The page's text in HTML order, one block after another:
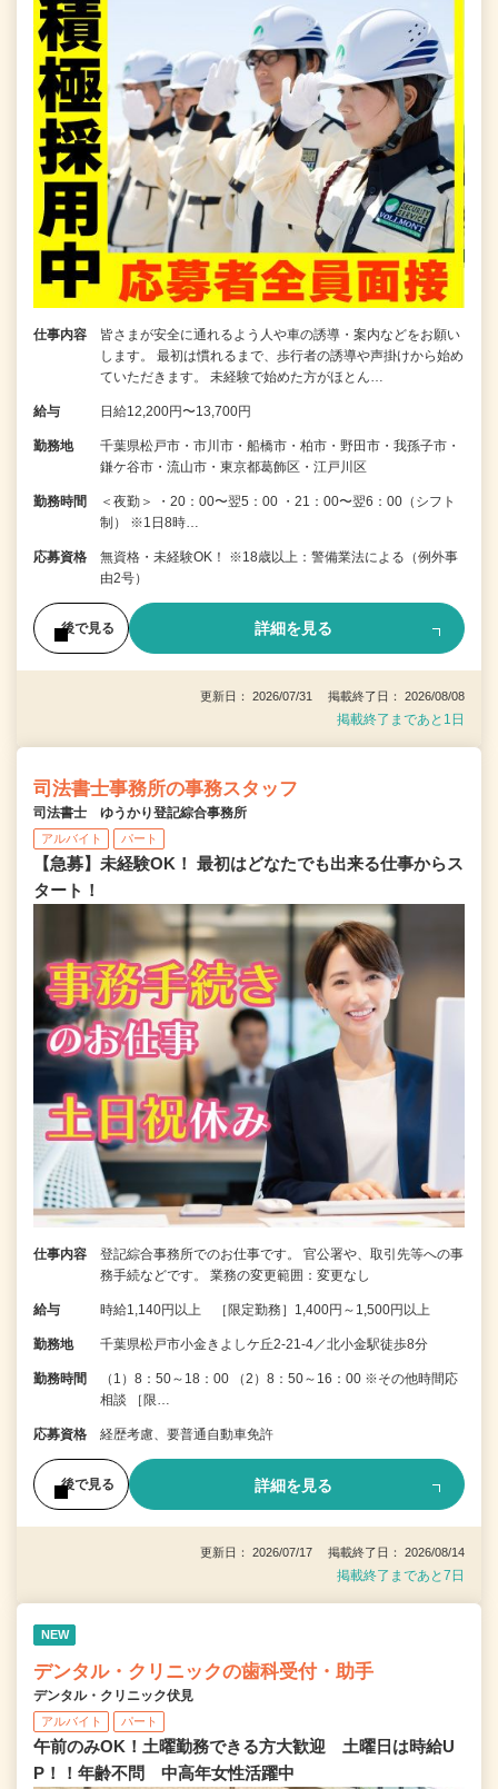
仕事内容
皆さまが安全に通れるよう人や車の誘導・案内などをお願い
します。 最初は慣れるまで、歩行者の誘導や声掛けから始め
ていただきます。 未経験で始めた方がほとん…
給与 日給12,200円〜13,700円
勤務地
千葉県松戸市・市川市・船橋市・柏市・野田市・我孫子市・
鎌ケ谷市・流山市・東京都葛飾区・江戸川区
勤務時間
＜夜勤＞ ・20：00〜翌5：00 ・21：00〜翌6：00（シフト
制） ※1日8時…
応募資格
無資格・未経験OK！ ※18歳以上：警備業法による（例外事
由2号）
後で見る 詳細を見る
更新日： 2026/07/31 掲載終了日： 2026/08/08
掲載終了まであと1日
司法書士事務所の事務スタッフ
司法書士 ゆうかり登記綜合事務所
アルバイト パート
【急募】未経験OK！ 最初はどなたでも出来る仕事からス
タート！
仕事内容
登記綜合事務所でのお仕事です。 官公署や、取引先等への事
務手続などです。 業務の変更範囲：変更なし
給与 時給1,140円以上 ［限定勤務］1,400円～1,500円以上
勤務地 千葉県松戸市小金きよしケ丘2-21-4／北小金駅徒歩8分
勤務時間
（1）8：50～18：00 （2）8：50～16：00 ※その他時間応
相談 ［限…
応募資格 経歴考慮、要普通自動車免許
後で見る 詳細を見る
更新日： 2026/07/17 掲載終了日： 2026/08/14
掲載終了まであと7日
NEW
デンタル・クリニックの歯科受付・助手
デンタル・クリニック伏見
アルバイト パート
午前のみOK！土曜勤務できる方大歓迎 土曜日は時給U
P！！年齢不問 中高年女性活躍中